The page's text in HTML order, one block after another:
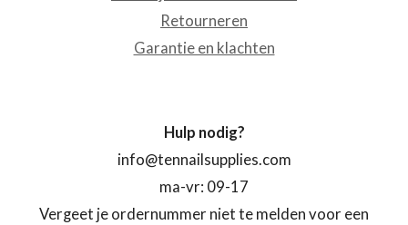
Retourneren
Garantie en klachten
Hulp nodig?
info@tennailsupplies.com
ma-vr: 09-17
Vergeet je ordernummer niet te melden voor een